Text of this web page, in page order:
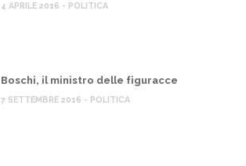
4 APRILE 2016 - POLITICA
Boschi, il ministro delle figuracce
7 SETTEMBRE 2016 - POLITICA